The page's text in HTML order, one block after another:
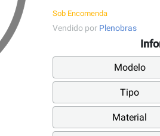
Sob Encomenda
Vendido por Plenobras
Modelo
Tipo
Material